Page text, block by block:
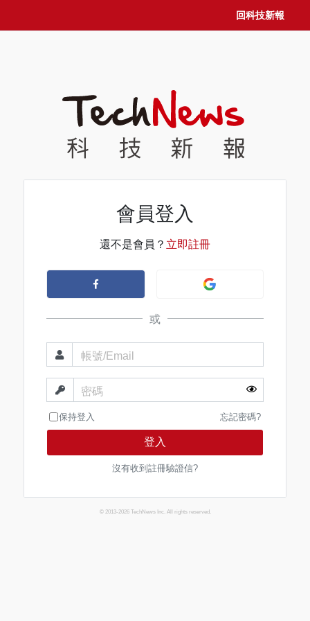
回科技新報
會員登入
還不是會員？ 立即註冊
或
帳號/Email
密碼
保持登入 忘記密碼?
登入
沒有收到註冊驗證信?
© 2013-2026 TechNews Inc. All rights reserved.